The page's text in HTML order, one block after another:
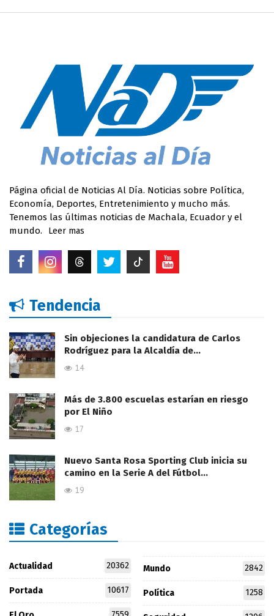
Página oficial de Noticias Al Día. Noticias sobre Política,
Economía, Deportes, Entretenimiento y mucho más.
Tenemos las últimas noticias de Machala, Ecuador y el
mundo.
Leer mas
Tendencia
Sin objeciones la candidatura de Carlos
Rodríguez para la Alcaldía de…
14
Más de 3.800 escuelas estarían en riesgo
por El Niño
17
Nuevo Santa Rosa Sporting Club inicia su
camino en la Serie A del Fútbol…
19
Categorías
Actualidad 20362
Portada 10617
Mundo 2842
Política 1258